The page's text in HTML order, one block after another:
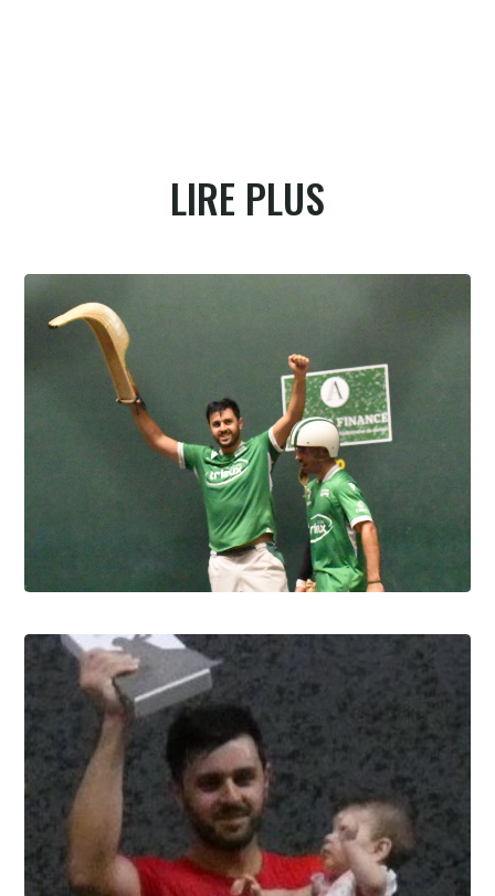
LIRE PLUS
Pau cup, Gonzales-Portet oui, mais aux
forceps
8.8.2026